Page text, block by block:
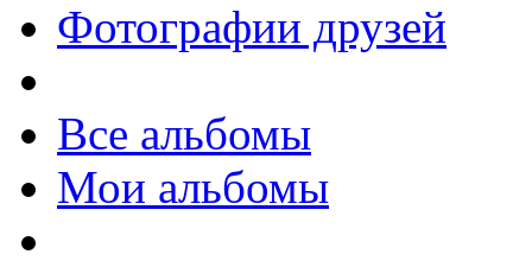
Фотографии друзей
Все альбомы
Мои альбомы